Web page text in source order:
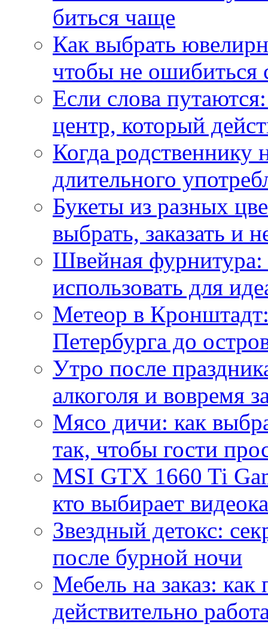
биться чаще
Как выбрать
чтобы не ошибиться
Если слова
центр, который
Когда
длительного
Букеты из разных
выбрать, заказать и
Швейная фурнитура:
использовать для
Метеор в
Петербурга до
Утро после
алкоголя и вовремя
Мясо дичи: как
так, чтобы гости
MSI GTX 1660 Ti
кто выбирает
Звездный детокс:
после бурной ночи
Мебель на заказ:
действительно